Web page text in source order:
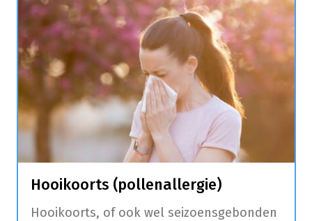
Hooikoorts (pollenallergie)
Hooikoorts, of ook wel seizoensgebonden